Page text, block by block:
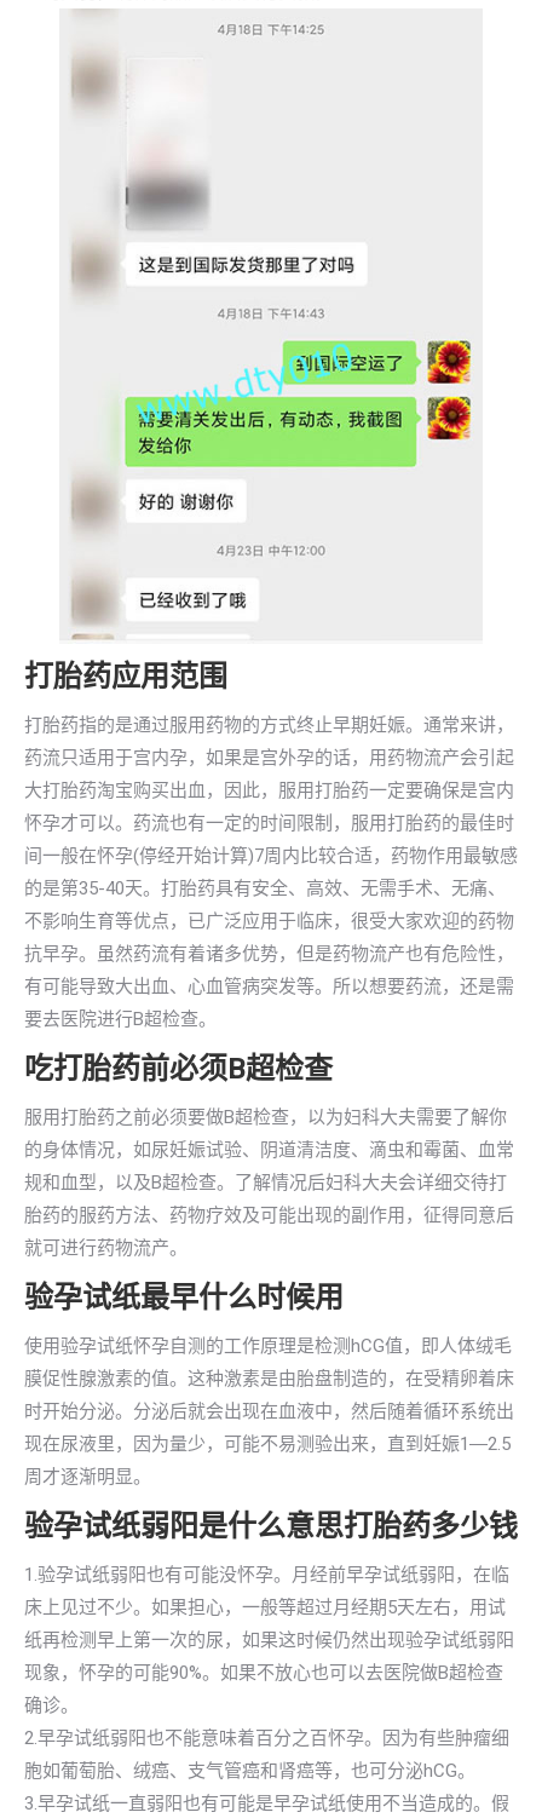
打胎药应用范围
打胎药指的是通过服用药物的方式终止早期妊娠。通常来讲，
药流只适用于宫内孕，如果是宫外孕的话，用药物流产会引起
大打胎药淘宝购买出血，因此，服用打胎药一定要确保是宫内
怀孕才可以。药流也有一定的时间限制，服用打胎药的最佳时
间一般在怀孕(停经开始计算)7周内比较合适，药物作用最敏感
的是第35-40天。打胎药具有安全、高效、无需手术、无痛、
不影响生育等优点，已广泛应用于临床，很受大家欢迎的药物
抗早孕。虽然药流有着诸多优势，但是药物流产也有危险性，
有可能导致大出血、心血管病突发等。所以想要药流，还是需
要去医院进行B超检查。
吃打胎药前必须B超检查
服用打胎药之前必须要做B超检查，以为妇科大夫需要了解你
的身体情况，如尿妊娠试验、阴道清洁度、滴虫和霉菌、血常
规和血型，以及B超检查。了解情况后妇科大夫会详细交待打
胎药的服药方法、药物疗效及可能出现的副作用，征得同意后
就可进行药物流产。
验孕试纸最早什么时候用
使用验孕试纸怀孕自测的工作原理是检测hCG值，即人体绒毛
膜促性腺激素的值。这种激素是由胎盘制造的，在受精卵着床
时开始分泌。分泌后就会出现在血液中，然后随着循环系统出
现在尿液里，因为量少，可能不易测验出来，直到妊娠1―2.5
周才逐渐明显。
验孕试纸弱阳是什么意思打胎药多少钱
1.验孕试纸弱阳也有可能没怀孕。月经前早孕试纸弱阳，在临
床上见过不少。如果担心，一般等超过月经期5天左右，用试
纸再检测早上第一次的尿，如果这时候仍然出现验孕试纸弱阳
现象，怀孕的可能90%。如果不放心也可以去医院做B超检查
确诊。
2.早孕试纸弱阳也不能意味着百分之百怀孕。因为有些肿瘤细
胞如葡萄胎、绒癌、支气管癌和肾癌等，也可分泌hCG。
3.早孕试纸一直弱阳也有可能是早孕试纸使用不当造成的。假